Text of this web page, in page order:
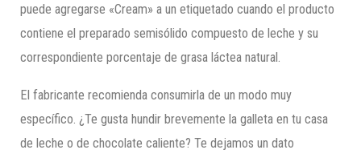
puede agregarse «Cream» a un etiquetado cuando el producto
contiene el preparado semisólido compuesto de leche y su
correspondiente porcentaje de grasa láctea natural.
El fabricante recomienda consumirla de un modo muy
específico. ¿Te gusta hundir brevemente la galleta en tu casa
de leche o de chocolate caliente? Te dejamos un dato